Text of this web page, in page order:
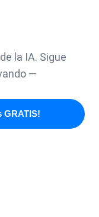
la IA. Sigue
—
GRATIS!